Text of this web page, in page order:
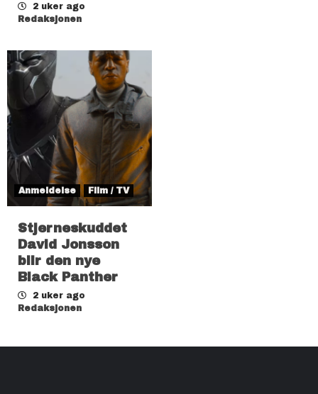
2 uker ago
Redaksjonen
Anmeldelse Film / TV
Stjerneskuddet
David Jonsson
blir den nye
Black Panther
2 uker ago
Redaksjonen